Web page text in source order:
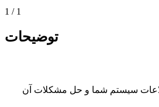
1 / 1
توضیحات
سیستم شما و حل مشکلات آن